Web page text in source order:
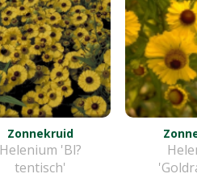
Zonnekruid
Helenium 'Bl?
tentisch'